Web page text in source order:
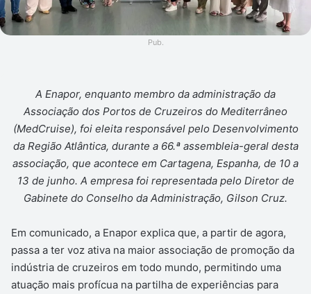
Pub.
A Enapor, enquanto membro da administração da
Associação dos Portos de Cruzeiros do Mediterrâneo
(MedCruise), foi eleita responsável pelo Desenvolvimento
da Região Atlântica, durante a 66.ª assembleia-geral desta
associação, que acontece em Cartagena, Espanha, de 10 a
13 de junho. A empresa foi representada pelo Diretor de
Gabinete do Conselho da Administração, Gilson Cruz.
Em comunicado, a Enapor explica que, a partir de agora,
passa a ter voz ativa na maior associação de promoção da
indústria de cruzeiros em todo mundo, permitindo uma
atuação mais profícua na partilha de experiências para